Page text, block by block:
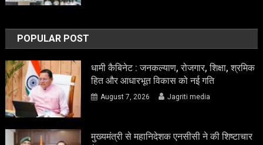
POPULAR POST
धामी कैबिनेट : जनकल्याण, रोजगार, शिक्षा, श्रमिक
हित और आधारभूत विकास को नई गति
August 7, 2026 Jagriti media
मुख्यमंत्री से महानिदेशक एनसीसी ने की शिष्टाचार